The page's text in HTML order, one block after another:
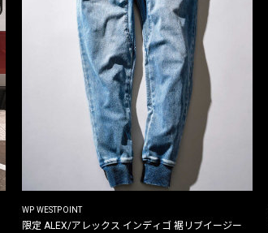
WP WESTPOINT
限定 ALEX/アレックス インディゴ 裾リブイージー